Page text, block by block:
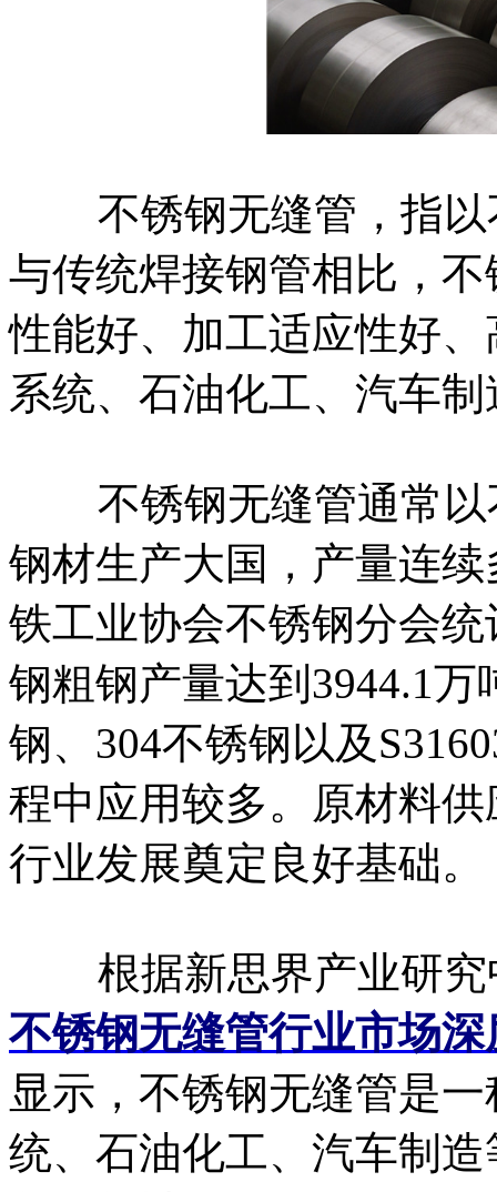
不锈钢无缝管，指以
与传统焊接钢管相比，
性能好、加工适应性好
系统、石油化工、汽车
不锈钢无缝管通常以
钢材生产大国，产量连
铁工业协会不锈钢分会
钢粗钢产量达到3944.1万
钢、304不锈钢以及
程中应用较多。原材料
行业发展奠定良好基础。
根据新思界产业研究
不锈钢无缝管行业市场
显示，不锈钢无缝管是
统、石油化工、汽车制